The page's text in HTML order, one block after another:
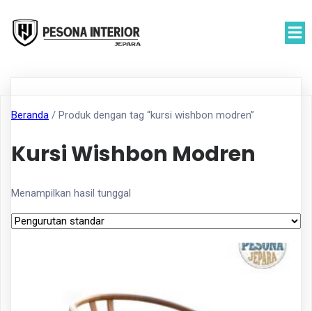
Beranda / Produk dengan tag “kursi wishbon modren”
Kursi Wishbon Modren
Menampilkan hasil tunggal